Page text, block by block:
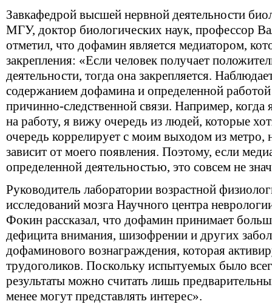
Завкафедрой высшей нервной деятельности
МГУ, доктор биологических наук, профессор
отметил, что дофамин является медиатором,
закрепления: «Если человек получает
деятельности, тогда она закрепляется.
содержанием дофамина и определенной работой
причинно-следственной связи. Например,
на работу, я вижу очередь из людей, которые
очередь коррелирует с моим выходом из метро,
зависит от моего появления. Поэтому, если
определенной деятельностью, это совсем не
Руководитель лаборатории возрастной
исследований мозга Научного центра
Фокин рассказал, что дофамин принимает
дефицита внимания, шизофрении и других
дофаминового вознаграждения, которая
трудоголиков. Поскольку испытуемых было
результаты можно считать лишь
менее могут представлять интерес».